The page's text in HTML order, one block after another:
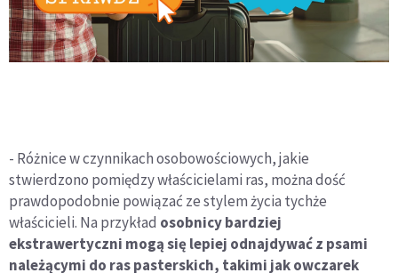
- Różnice w czynnikach osobowościowych, jakie
stwierdzono pomiędzy właścicielami ras, można dość
prawdopodobnie powiązać ze stylem życia tychże
właścicieli. Na przykład osobnicy bardziej
ekstrawertyczni mogą się lepiej odnajdywać z psami
należącymi do ras pasterskich, takimi jak owczarek